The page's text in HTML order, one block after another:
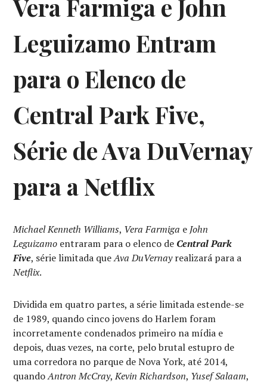
Vera Farmiga e John
Leguizamo Entram
para o Elenco de
Central Park Five,
Série de Ava DuVernay
para a Netflix
Michael Kenneth Williams, Vera Farmiga e John
Leguizamo entraram para o elenco de Central Park
Five, série limitada queAva DuVernayrealizará para a
Netflix.
Dividida em quatro partes, a série limitada estende-se
de 1989, quando cinco jovens do Harlem foram
incorretamente condenados primeiro na mídia e
depois, duas vezes, na corte, pelo brutal estupro de
uma corredora no parque de Nova York, até 2014,
quandoAntron McCray,Kevin Richardson, Yusef Salaam,